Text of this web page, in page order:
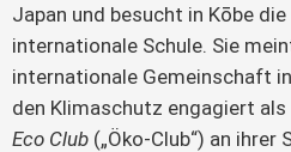
Japan und besucht in Kōbe
internationale Schule. Sie
internationale Gemeinschaft
den Klimaschutz engagiert
Eco Club („Öko-Club“) an ihrer